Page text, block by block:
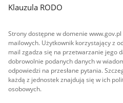
Klauzula RODO
Strony dostępne w domenie
mailowych. Użytkownik korzystający z
mail zgadza się na przetwarzanie jego
dobrowolnie podanych danych w
odpowiedzi na przesłane pytania.
każdą z jednostek znajdują się w ich
osobowych.